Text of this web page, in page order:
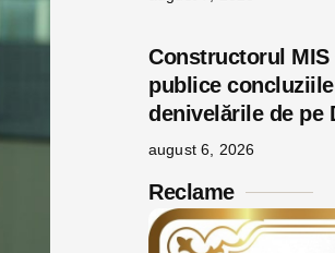
Constructorul MIS
publice
denivelările de pe
august 6, 2026
Reclame